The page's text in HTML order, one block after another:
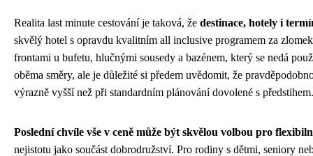
Realita last minute cestování je taková, že destinace, hotely i
skvělý hotel s opravdu kvalitním all inclusive programem za
frontami u bufetu, hlučnými sousedy a bazénem, který se nedá
oběma směry, ale je důležité si předem uvědomit, že
výrazně vyšší než při standardním plánování dovolené s předstihem.
Poslední chvíle vše v ceně může být skvělou volbou pro
nejistotu jako součást dobrodružství. Pro rodiny s dětmi, seniory